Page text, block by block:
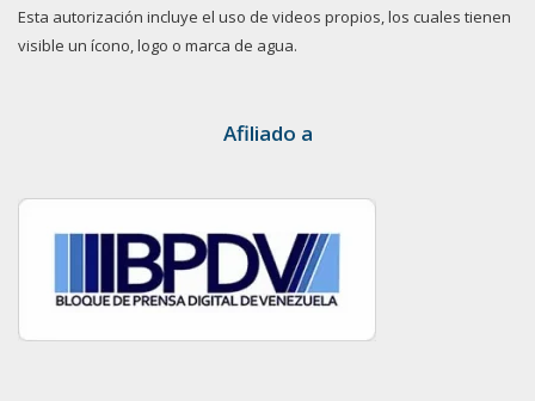
Esta autorización incluye el uso de videos propios, los cuales tienen
visible un ícono, logo o marca de agua.
Afiliado a